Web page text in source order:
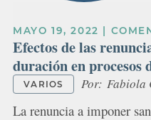
MAYO 19, 2022
Efectos de las
duración en
VARIOS Por: Fabiola
La renuncia a imponer